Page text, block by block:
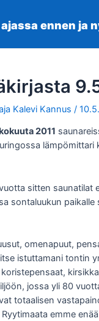
ajassa ennen ja
Kalevi Kannus/
2011
lämpömittari
sitten saunatilat
sontaluukun paikalle
omenapuut,
istuttamani tontin
jossa yli 80
totaalisen
emme